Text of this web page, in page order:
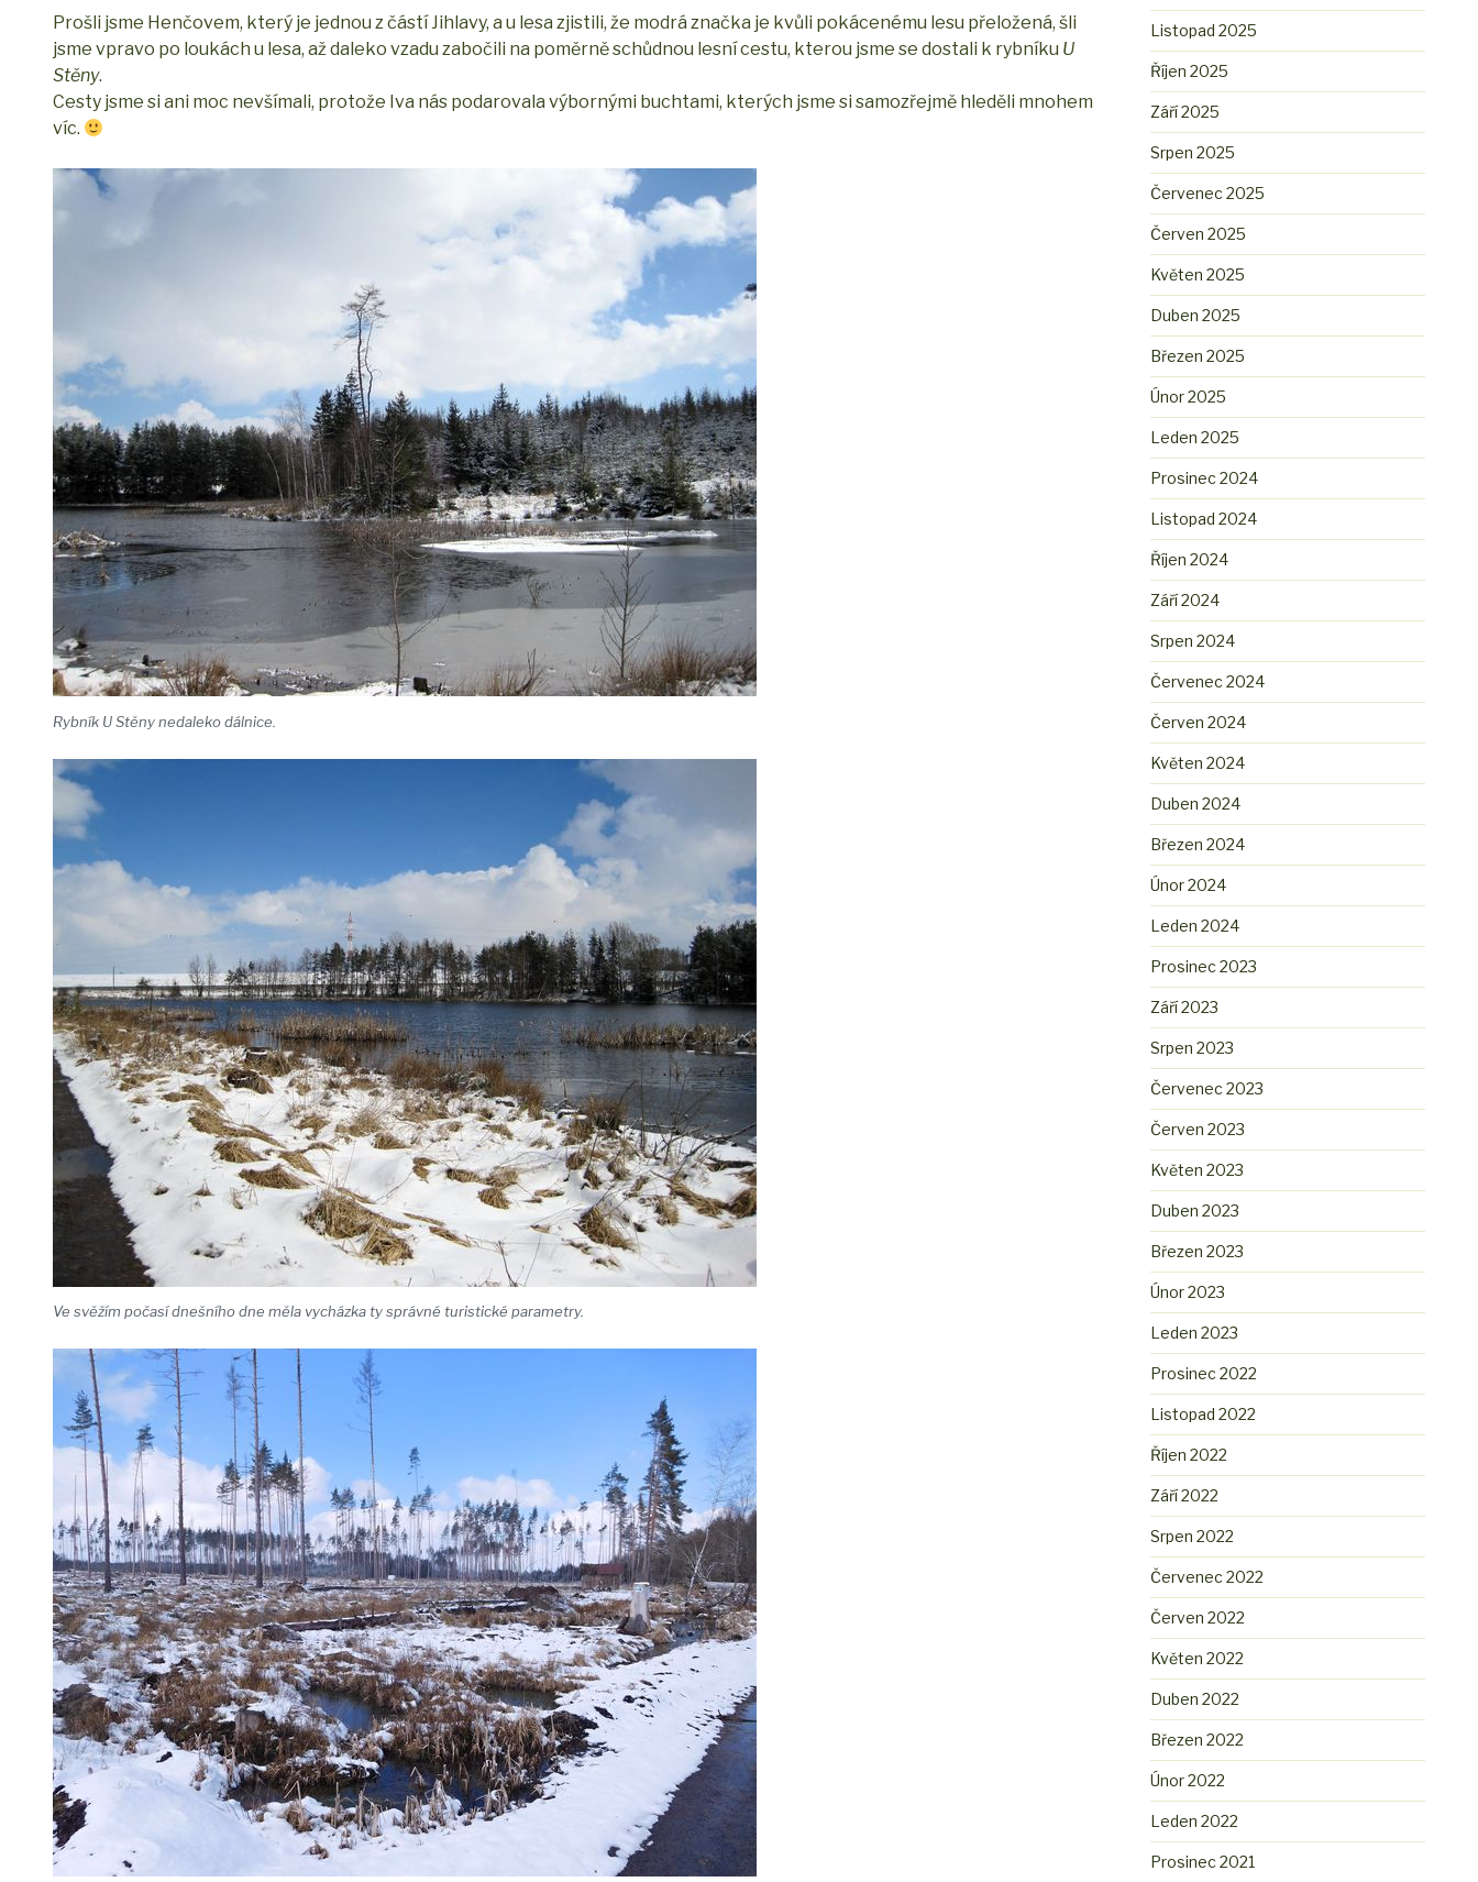
Prošli jsme Henčovem, který je jednou z částí Jihlavy, a u lesa zjistili, že modrá značka je kvůli pokácenému lesu přeložená, šli
jsme vpravo po loukách u lesa, až daleko vzadu zabočili na poměrně schůdnou lesní cestu, kterou jsme se dostali k rybníku U
Stěny.
Cesty jsme si ani moc nevšímali, protože Iva nás podarovala výbornými buchtami, kterých jsme si samozřejmě hleděli mnohem
víc.
Rybník U Stěny nedaleko dálnice.
Ve svěžím počasí dnešního dne měla vycházka ty správné turistické parametry.
Listopad 2025
Říjen 2025
Září 2025
Srpen 2025
Červenec 2025
Červen 2025
Květen 2025
Duben 2025
Březen 2025
Únor 2025
Leden 2025
Prosinec 2024
Listopad 2024
Říjen 2024
Září 2024
Srpen 2024
Červenec 2024
Červen 2024
Květen 2024
Duben 2024
Březen 2024
Únor 2024
Leden 2024
Prosinec 2023
Září 2023
Srpen 2023
Červenec 2023
Červen 2023
Květen 2023
Duben 2023
Březen 2023
Únor 2023
Leden 2023
Prosinec 2022
Listopad 2022
Říjen 2022
Září 2022
Srpen 2022
Červenec 2022
Červen 2022
Květen 2022
Duben 2022
Březen 2022
Únor 2022
Leden 2022
Prosinec 2021